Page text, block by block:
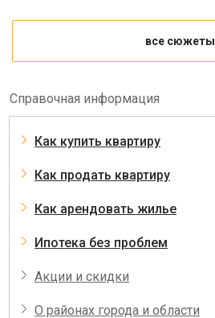
все сюжеты
Справочная информация
Как купить квартиру
Как продать квартиру
Как арендовать жилье
Ипотека без проблем
Акции и скидки
О районах города и области